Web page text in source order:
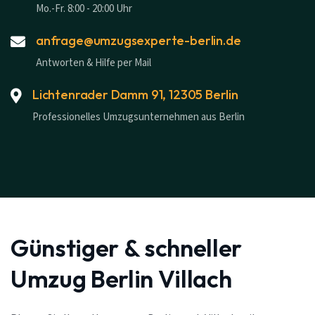
Mo.-Fr. 8:00 - 20:00 Uhr
anfrage@umzugsexperte-berlin.de
Antworten & Hilfe per Mail
Lichtenrader Damm 91, 12305 Berlin
Professionelles Umzugsunternehmen aus Berlin
Günstiger & schneller
Umzug Berlin Villach